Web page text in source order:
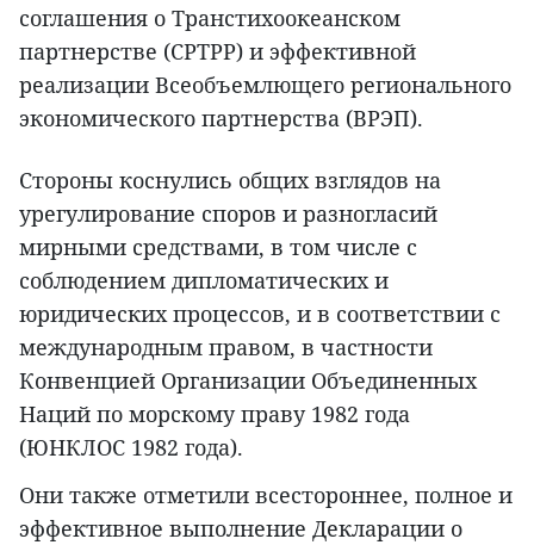
соглашения о Транстихоокеанском
партнерстве (CPTPP) и эффективной
реализации Всеобъемлющего регионального
экономического партнерства (ВРЭП).
Стороны коснулись общих взглядов на
урегулирование споров и разногласий
мирными средствами, в том числе с
соблюдением дипломатических и
юридических процессов, и в соответствии с
международным правом, в частности
Конвенцией Организации Объединенных
Наций по морскому праву 1982 года
(ЮНКЛОС 1982 года).
Они также отметили всестороннее, полное и
эффективное выполнение Декларации о